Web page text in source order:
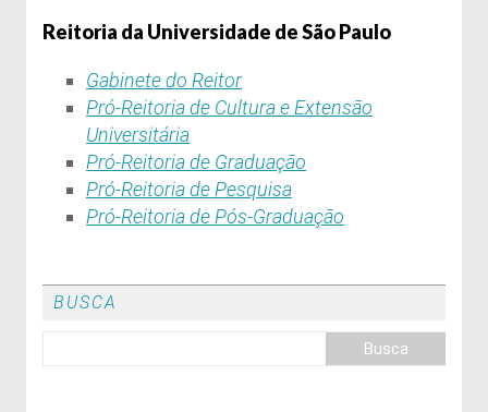
Reitoria da Universidade de São Paulo
Gabinete do Reitor
Pró-Reitoria de Cultura e Extensão
Universitária
Pró-Reitoria de Graduação
Pró-Reitoria de Pesquisa
Pró-Reitoria de Pós-Graduação
BUSCA